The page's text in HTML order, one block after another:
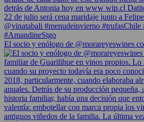
El socio y enólogo de @morareyeswines